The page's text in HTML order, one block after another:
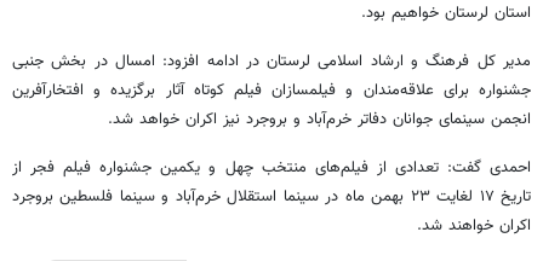
استان لرستان خواهیم بود.
مدیر کل فرهنگ و ارشاد اسلامی لرستان در ادامه افزود: امسال در بخش جنبی
جشنواره برای علاقه‌مندان و فیلمسازان فیلم کوتاه آثار برگزیده و افتخارآفرین
انجمن سینمای جوانان دفاتر خرم‌آباد و بروجرد نیز اکران خواهد شد.
احمدی گفت: تعدادی از فیلم‌های منتخب چهل و یکمین جشنواره فیلم فجر از
تاریخ ۱۷ لغایت ۲۳ بهمن ماه در سینما استقلال خرم‌آباد و سینما فلسطین بروجرد
اکران خواهند شد.